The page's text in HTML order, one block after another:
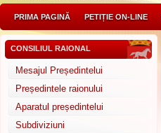
PRIMA PAGINĂ PETIȚIE ON-LINE
CONSILIUL RAIONAL
Mesajul Președintelui
Președintele raionului
Aparatul președintelui
Subdiviziuni